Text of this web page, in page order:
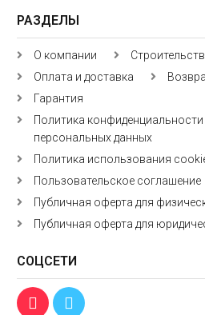
РАЗДЕЛЫ
О компании
Оплата и доставка
Гарантия
Политика
персональных данных
Политика использования
Пользовательское соглашение
Публичная оферта для
Публичная оферта для
СОЦСЕТИ